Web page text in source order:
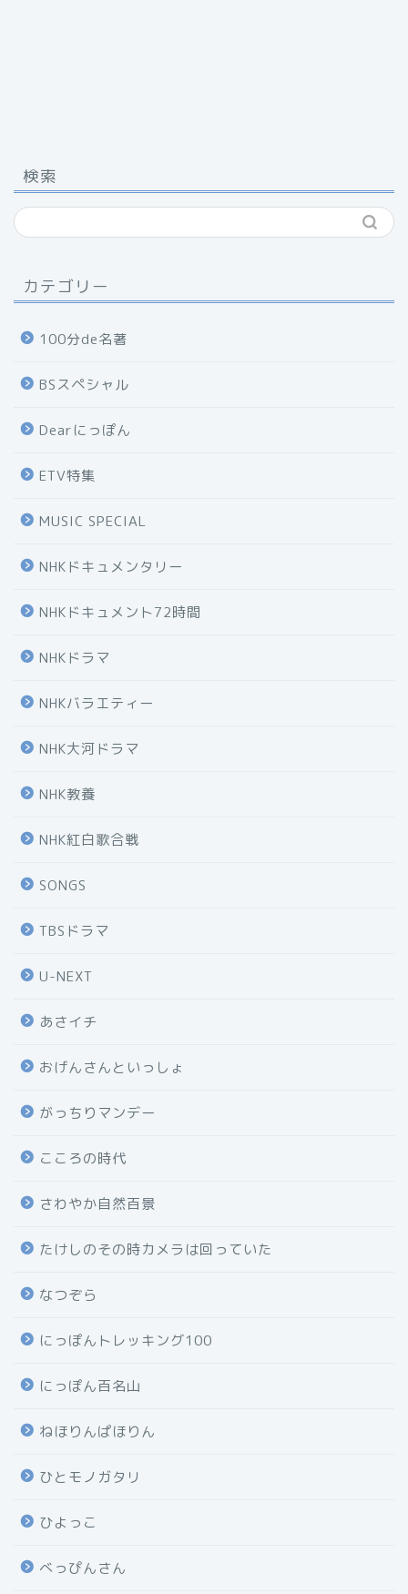
検索
カテゴリー
100分de名著
BSスペシャル
Dearにっぽん
ETV特集
MUSIC SPECIAL
NHKドキュメンタリー
NHKドキュメント72時間
NHKドラマ
NHKバラエティー
NHK大河ドラマ
NHK教養
NHK紅白歌合戦
SONGS
TBSドラマ
U-NEXT
あさイチ
おげんさんといっしょ
がっちりマンデー
こころの時代
さわやか自然百景
たけしのその時カメラは回っていた
なつぞら
にっぽんトレッキング100
にっぽん百名山
ねほりんぱほりん
ひとモノガタリ
ひよっこ
べっぴんさん